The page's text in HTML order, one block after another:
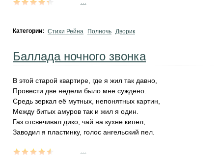
Категории: Стихи Рейна Полночь Дворик
Баллада ночного звонка
В этой старой квартире, где я жил так давно,
Провести две недели было мне суждено.
Средь зеркал её мутных, непонятных картин,
Между битых амуров так и жил я один.
Газ отсвечивал дико, чай на кухне кипел,
Заводил я пластинку, голос ангельский пел.